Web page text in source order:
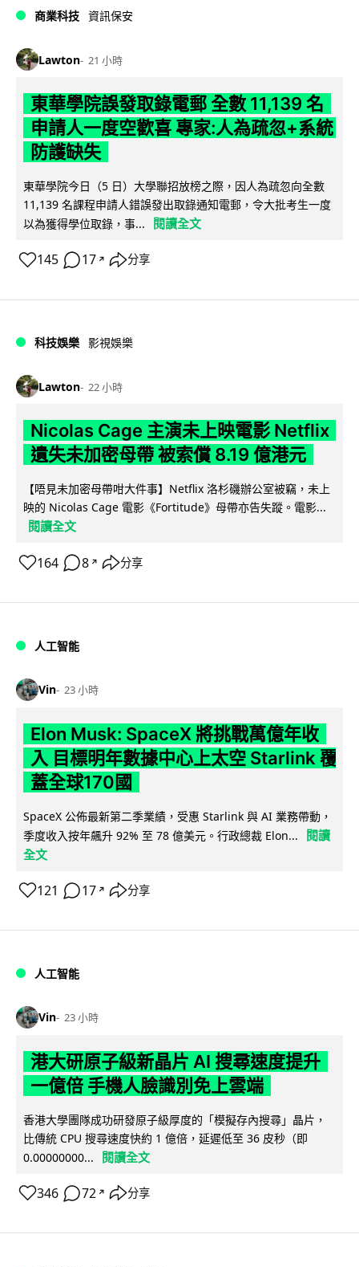
商業科技 資訊保安
Lawton 21 小時
東華學院誤發取錄電郵 全數 11,139 名
申請人一度空歡喜 專家:人為疏忽+系統
防護缺失
東華學院今日（5 日）大學聯招放榜之際，因人為疏忽向全數
11,139 名課程申請人錯誤發出取錄通知電郵，令大批考生一度
以為獲得學位取錄，事...
閱讀全文
145 17 ↗ 分享
科技娛樂 影視娛樂
Lawton 22 小時
Nicolas Cage 主演未上映電影 Netflix
遺失未加密母帶 被索償 8.19 億港元
【唔見未加密母帶咁大件事】Netflix 洛杉磯辦公室被竊，未上
映的 Nicolas Cage 電影《Fortitude》母帶亦告失蹤。電影...
閱讀全文
164 8 ↗ 分享
人工智能
Vin 23 小時
Elon Musk: SpaceX 將挑戰萬億年收
入 目標明年數據中心上太空 Starlink 覆
蓋全球170國
SpaceX 公佈最新第二季業績，受惠 Starlink 與 AI 業務帶動，
季度收入按年飆升 92% 至 78 億美元。行政總裁 Elon...
閱讀
全文
121 17 ↗ 分享
人工智能
Vin 23 小時
港大研原子級新晶片 AI 搜尋速度提升
一億倍 手機人臉識別免上雲端
香港大學團隊成功研發原子級厚度的「模擬存內搜尋」晶片，
比傳統 CPU 搜尋速度快約 1 億倍，延遲低至 36 皮秒（即
0.00000000...
閱讀全文
346 72 ↗ 分享